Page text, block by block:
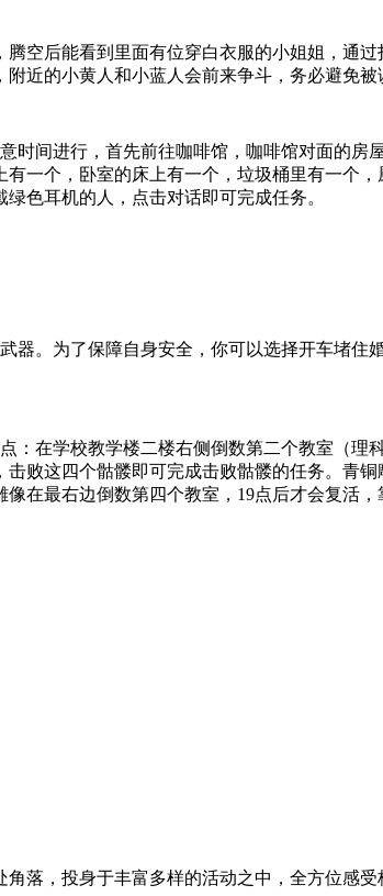
空后能看到里面有位穿白衣服的小姐姐，通
近的小黄人和小蓝人会前来争斗，务必避免被
间进行，首先前往咖啡馆，咖啡馆对面的房
一个，卧室的床上有一个，垃圾桶里有一个
色耳机的人，点击对话即可完成任务。
器。为了保障自身安全，你可以选择开车堵
：在学校教学楼二楼右侧倒数第二个教室（
败这四个骷髅即可完成击败骷髅的任务。青
在最右边倒数第四个教室，19点后才会复活
落，投身于丰富多样的活动之中，全方位感受